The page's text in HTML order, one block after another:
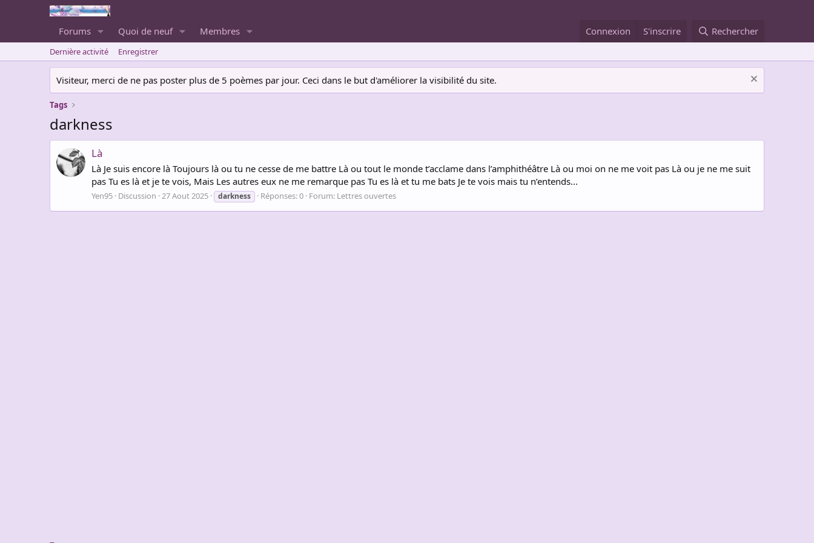
Forums Quoi de neuf Membres Connexion S'inscrire Rechercher
Dernière activité Enregistrer
Visiteur, merci de ne pas poster plus de 5 poèmes par jour. Ceci dans le but d'améliorer la visibilité du site.
Tags
darkness
Là
Là Je suis encore là Toujours là ou tu ne cesse de me battre Là ou tout le monde t’acclame dans l’amphithéâtre Là ou moi on ne me voit pas Là ou je ne me suit
pas Tu es là et je te vois, Mais Les autres eux ne me remarque pas Tu es là et tu me bats Je te vois mais tu n’entends...
Yen95 Discussion 27 Aout 2025 darkness Réponses: 0 Forum: Lettres ouvertes